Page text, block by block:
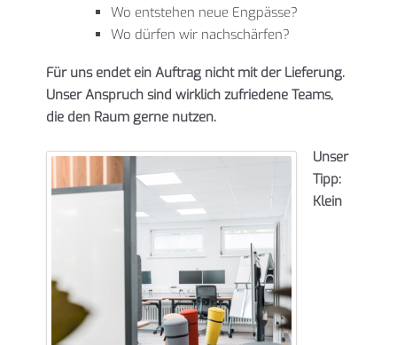
Wo entstehen neue Engpässe?
Wo dürfen wir nachschärfen?
Für uns endet ein Auftrag nicht mit der Lieferung.
Unser Anspruch sind wirklich zufriedene Teams,
die den Raum gerne nutzen.
Unser
Tipp:
Klein